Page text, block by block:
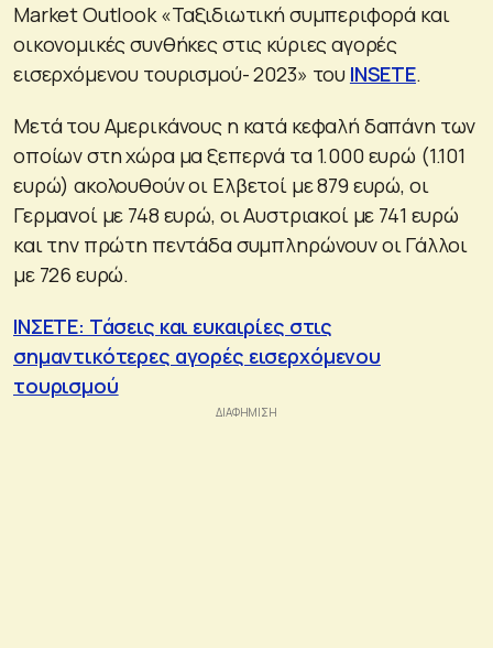
Market Outlook «Ταξιδιωτική συμπεριφορά και
οικονομικές συνθήκες στις κύριες αγορές
εισερχόμενου τουρισμού- 2023» του INSETE.
Μετά του Αμερικάνους η κατά κεφαλή δαπάνη των
οποίων στη χώρα μα ξεπερνά τα 1.000 ευρώ (1.101
ευρώ) ακολουθούν οι Ελβετοί με 879 ευρώ, οι
Γερμανοί με 748 ευρώ, οι Αυστριακοί με 741 ευρώ
και την πρώτη πεντάδα συμπληρώνουν οι Γάλλοι
με 726 ευρώ.
ΙΝΣΕΤΕ: Τάσεις και ευκαιρίες στις
σημαντικότερες αγορές εισερχόμενου
τουρισμού